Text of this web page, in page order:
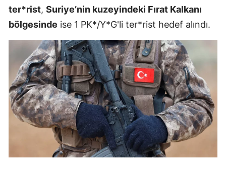
ter*rist, Suriye’nin kuzeyindeki Fırat Kalkanı
bölgesinde ise 1 PK*/Y*G'li ter*rist hedef alındı.